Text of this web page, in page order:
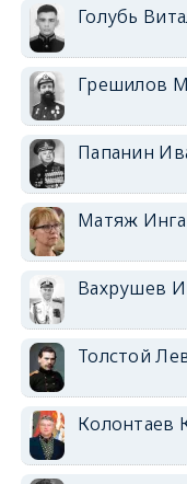
Голубь
Грешилов
Папанин
Матяж
Вахрушев
Толстой
Колонтаев